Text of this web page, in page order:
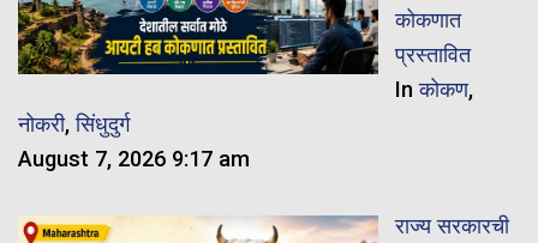
कोकणात
प्रस्तावित
Inकोकण,
नोकरी,सिंधुदुर्ग
August 7, 2026 9:17 am
राज्य सरकारची